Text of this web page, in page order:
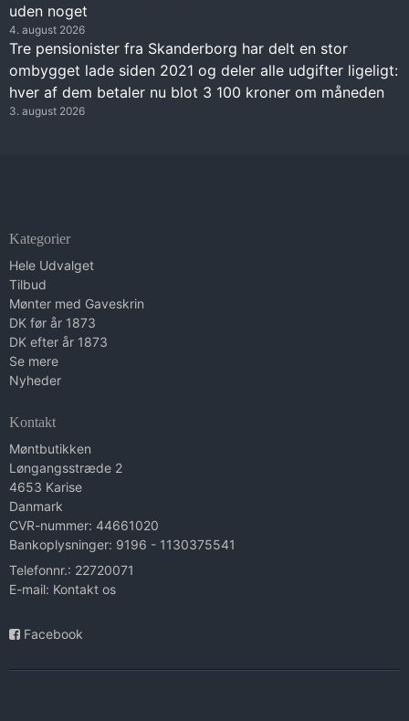
uden noget
4. august 2026
Tre pensionister fra Skanderborg har delt en stor
ombygget lade siden 2021 og deler alle udgifter ligeligt:
hver af dem betaler nu blot 3 100 kroner om måneden
3. august 2026
Kategorier
Hele Udvalget
Tilbud
Mønter med Gaveskrin
DK før år 1873
DK efter år 1873
Se mere
Nyheder
Kontakt
Møntbutikken
Løngangsstræde 2
4653 Karise
Danmark
CVR-nummer: 44661020
Bankoplysninger: 9196 - 1130375541
Telefonnr.: 22720071
E-mail: Kontakt os
Facebook